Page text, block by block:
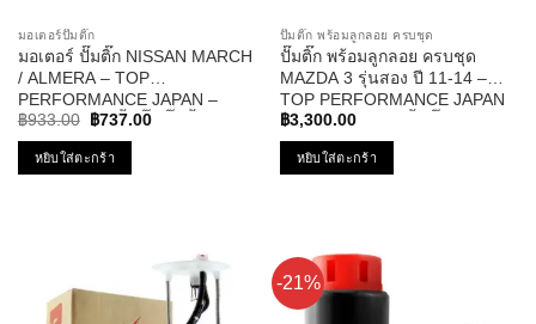
มอเตอร์ปั๊มติ๊ก
มอเตอร์ ปั๊มติ๊ก NISSAN MARCH
/ ALMERA – TOP
PERFORMANCE JAPAN –
TPFN-602 – ปั้มติ๊ก ปั๊มน้ำมัน นิส
สัน มาร์ช อัลเมร่า
฿933.00
Original
was:
฿933.00.
฿737.00Current
หยิบใส่ตะกร้า
ปั๊มติ๊ก พร้อมลูกลอย ครบชุด
ปั๊มติ๊ก พร้อมลูกลอย ครบชุด
MAZDA 3 รุ่นสอง ปี 11-14 –
TOP PERFORMANCE JAPAN
– TPFMZ-913 – ปั้มติ๊ก มาสด้า
สาม
฿3,300.00
หยิบใส่ตะกร้า
-21%